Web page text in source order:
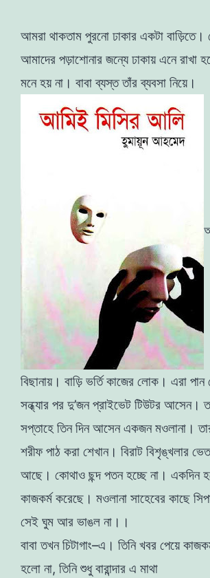
আমরা থাকতাম পুরনাে ঢাকার একটা বাড়িতে।
আমাদের পড়াশােনার জন্যেঢাকায়এনেরাখা
মনেহয়না । বাবাব্যস্ততাঁরব্যবসা নিয়ে।
বিছানায়। বাড়িভর্তিকাজের লােক । এরা পান
সন্ধ্যার পর দু’জনপ্রাইভেট টিউটর আসেন।
সপ্তাহে তিনদিনআসেনএকজনমওলানা ।
শরীফপাঠ করা শেখান। বিরাট বিশৃঙ্খলার
আছে । কোথাও ছন্দ পতনহচ্ছেনা । একদিন
কাজকর্মকরেছে । মওলানা সাহেবের কাছে
সেই ঘুম আর ভাঙল না । ।
বাবাতখনচিটাগাং–এ । তিনিখবর পেয়ে
হলাে না, তিনিশুধুবারান্দার এ মাথা